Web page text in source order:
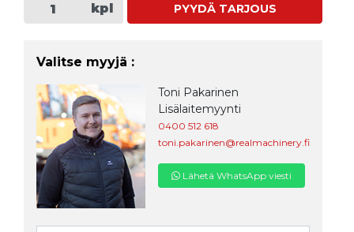
kpl PYYDÄ TARJOUS
Valitse myyjä :
Toni Pakarinen
Lisälaitemyynti
0400 512 618
toni.pakarinen@realmachinery.fi
Lähetä WhatsApp viesti